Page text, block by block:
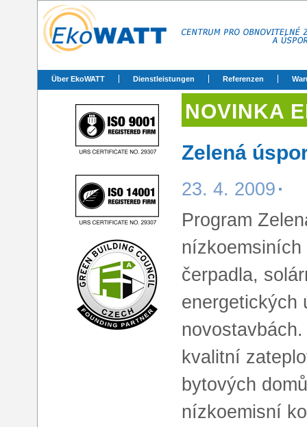
Über EkoWATT Dienstleistungen Referenzen
NOVINKA
Zelená
23. 4. 2009
Program
čerpadla,
energetických
kvalitní
bytových
nízkoemisní